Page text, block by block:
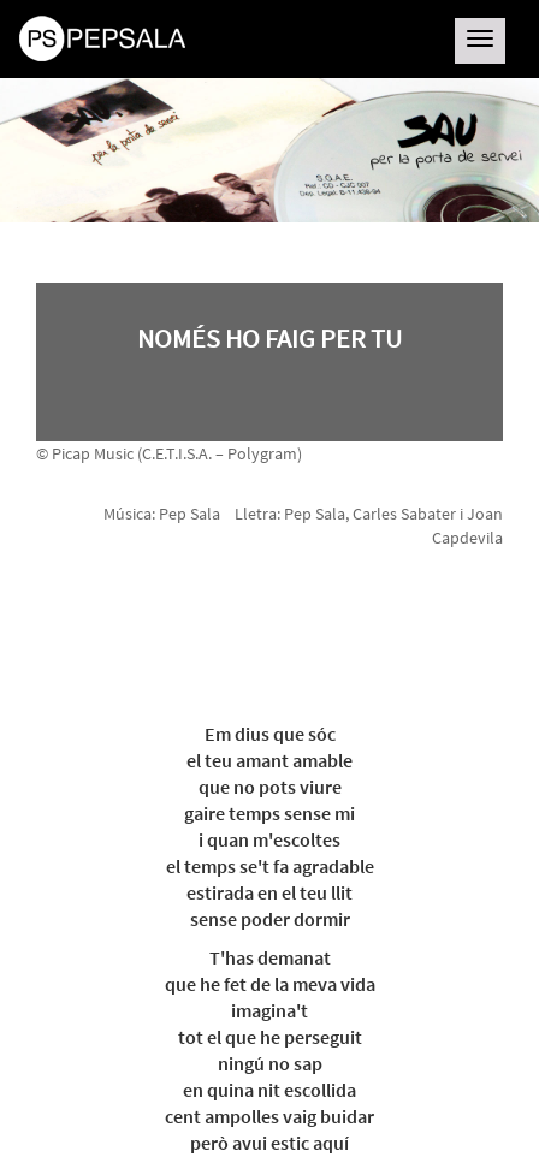
Toggle
NOMÉS HO FAIG PER TU
© Picap Music (C.E.T.I.S.A. – Polygram)
Música: Pep Sala Lletra: Pep Sala, Carles Sabater i Joan
Capdevila
Em dius que sóc
el teu amant amable
que no pots viure
gaire temps sense mi
i quan m'escoltes
el temps se't fa agradable
estirada en el teu llit
sense poder dormir
T'has demanat
que he fet de la meva vida
imagina't
tot el que he perseguit
ningú no sap
en quina nit escollida
cent ampolles vaig buidar
però avui estic aquí